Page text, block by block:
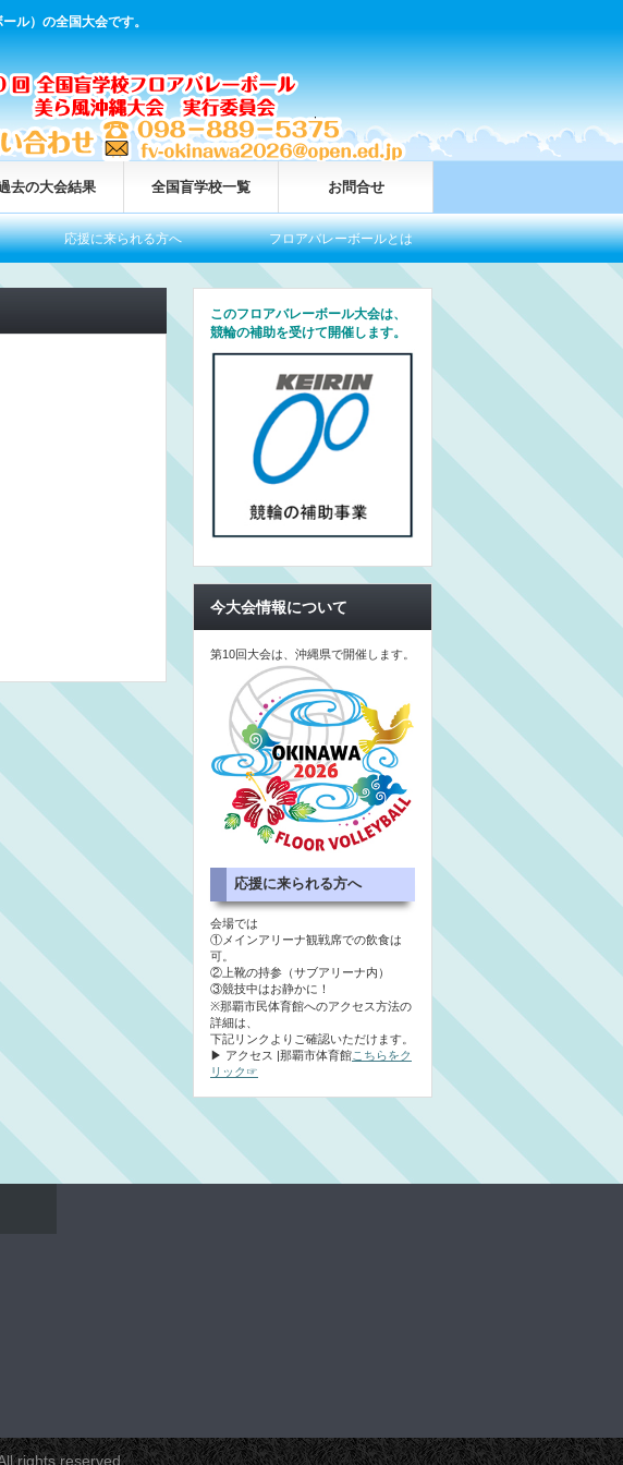
ル）の全国大会です。
去の大会結果 全国盲学校一覧 お問合せ
応援に来られる方へ フロアバレーボールとは 今大会情報
このフロアバレーボール大会は、
競輪の補助を受けて開催します。
今大会情報について
第10回大会は、沖縄県で開催します。
応援に来られる方へ
会場では
①メインアリーナ観戦席での飲食は
可。
②上靴の持参（サブアリーナ内）
③競技中はお静かに！
※那覇市民体育館へのアクセス方法の
詳細は、
下記リンクよりご確認いただけます。
▶ アクセス |那覇市体育館こちらをク
リック☞
rights reserved.